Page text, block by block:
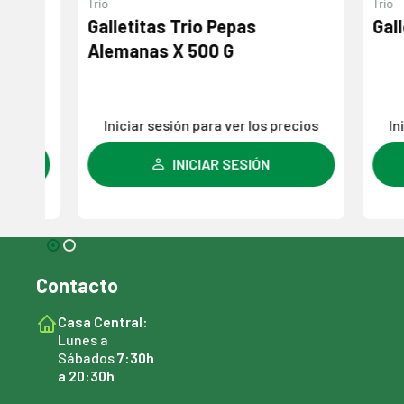
Galletitas Trio Pepas
Alemanas X 500 G
Iniciar sesión para ver los precios
INICIAR SESIÓN
Contacto
Casa Central:
Lunes a
Sábados7:30h
a 20:30h